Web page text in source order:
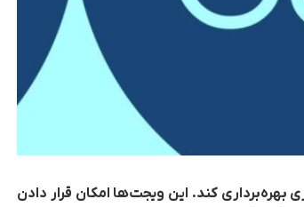
کند. این ویجت‌ها امکان قرار دادن